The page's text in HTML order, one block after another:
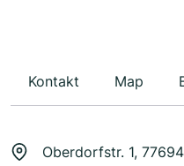
Kontakt Map
Oberdorfstr. 1,